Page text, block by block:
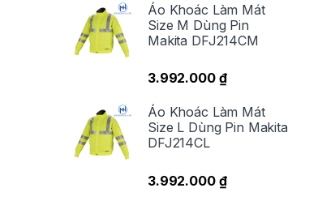
Áo Khoác Làm Mát
Size M Dùng Pin
Makita DFJ214CM
3.992.000 ₫
Áo Khoác Làm Mát
Size L Dùng Pin Makita
DFJ214CL
3.992.000 ₫